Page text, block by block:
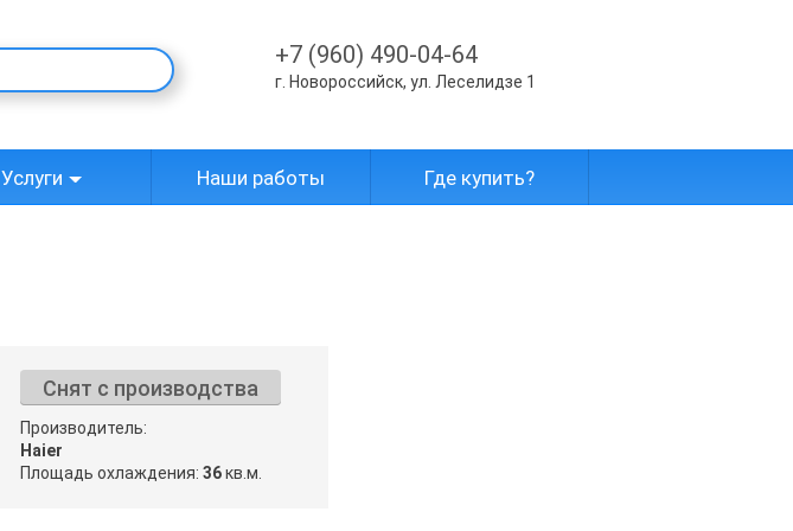
+7 (960) 490-04-64
г. Новороссийск, ул. Леселидзе 1
Услуги Наши работы Где купить?
Снят с производства
Производитель:
Haier
Площадь охлаждения: 36кв.м.